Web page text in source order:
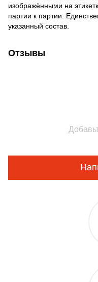
изображёнными на
партии к партии.
указанный состав.
Отзывы